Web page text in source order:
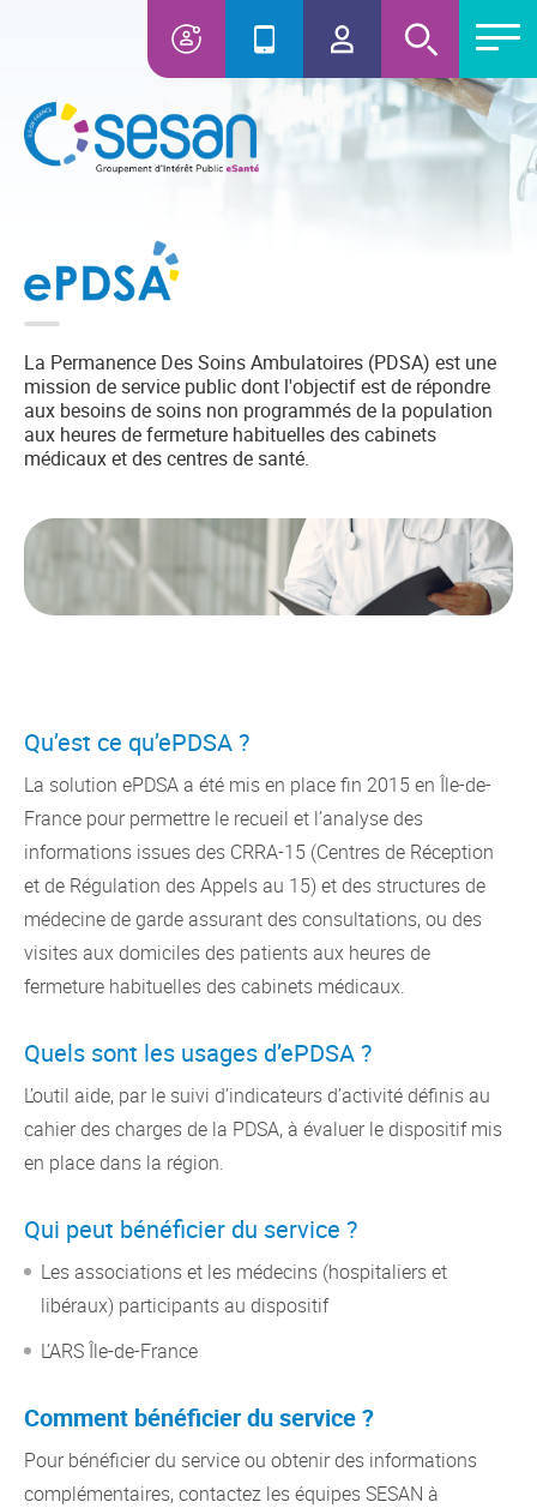
La Permanence Des Soins Ambulatoires (PDSA) est une
mission de service public dont l'objectif est de répondre
aux besoins de soins non programmés de la population
aux heures de fermeture habituelles des cabinets
médicaux et des centres de santé.
Qu’est ce qu’ePDSA ?
La solution ePDSA a été mis en place fin 2015 en Île-de-
France pour permettre le recueil et l’analyse des
informations issues des CRRA-15 (Centres de Réception
et de Régulation des Appels au 15) et des structures de
médecine de garde assurant des consultations, ou des
visites aux domiciles des patients aux heures de
fermeture habituelles des cabinets médicaux.
Quels sont les usages d’ePDSA ?
L’outil aide, par le suivi d’indicateurs d’activité définis au
cahier des charges de la PDSA, à évaluer le dispositif mis
en place dans la région.
Qui peut bénéficier du service ?
Les associations et les médecins (hospitaliers et
libéraux) participants au dispositif
L’ARS Île-de-France
Comment bénéficier du service ?
Pour bénéficier du service ou obtenir des informations
complémentaires, contactez les équipes SESAN à